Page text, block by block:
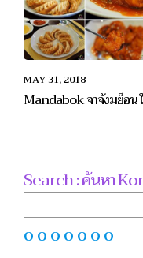
MAY 31, 2018
Mandabok จาจังมย็อน
Search : ค้นหา
O O O O O O O